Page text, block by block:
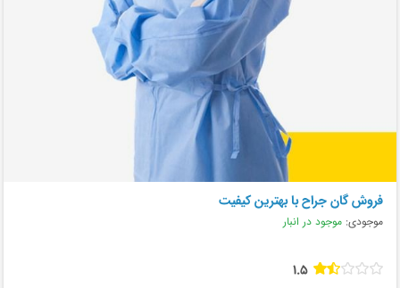
فروش گان جراح با بهترین کیفیت
موجودی: موجود در انبار
1.5